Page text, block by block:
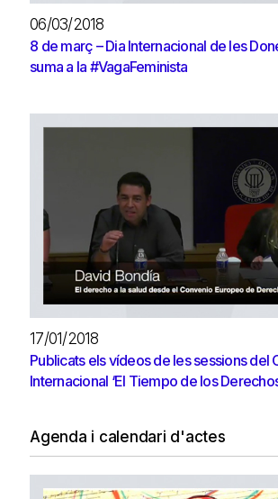
06/03/2018
8 de març – Dia Internacional de les
suma a la #VagaFeminista
17/01/2018
Publicats els ví­deos de les sessions del
Internacional ‘El Tiempo de los
Agenda i calendari d'actes